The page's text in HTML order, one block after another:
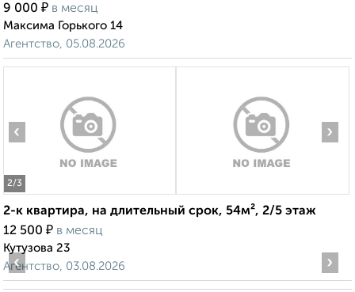
9 000 ₽ в месяц
Максима Горького 14
Агентство, 05.08.2026
2/3
‹ ›
2-к квартира, на длительный срок, 54м², 2/5 этаж
12 500 ₽ в месяц
Кутузова 23
Агентство, 03.08.2026
‹ ›